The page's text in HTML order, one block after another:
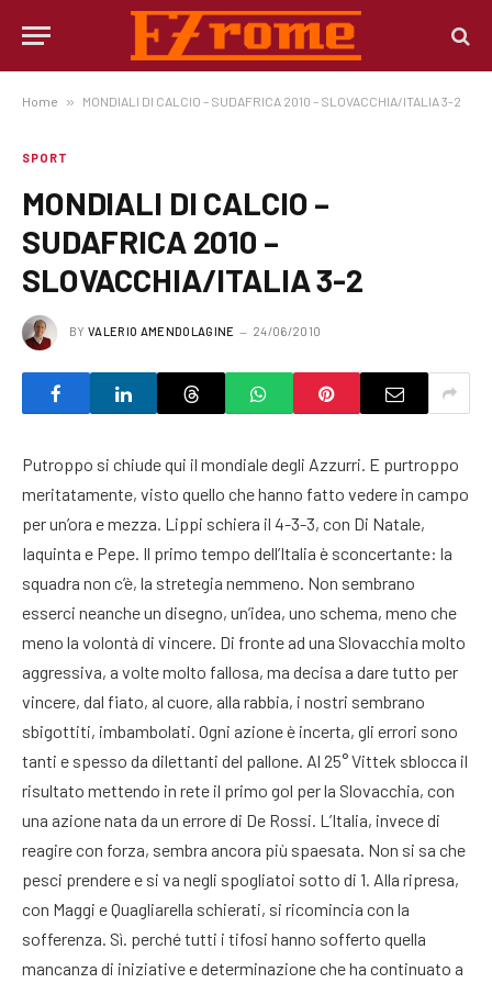
Home » MONDIALI DI CALCIO – SUDAFRICA 2010 – SLOVACCHIA/ITALIA 3-2
SPORT
MONDIALI DI CALCIO –
SUDAFRICA 2010 –
SLOVACCHIA/ITALIA 3-2
BY VALERIO AMENDOLAGINE 24/06/2010
Putroppo si chiude qui il mondiale degli Azzurri. E purtroppo
meritatamente, visto quello che hanno fatto vedere in campo
per un’ora e mezza. Lippi schiera il 4-3-3, con Di Natale,
Iaquinta e Pepe. Il primo tempo dell’Italia è sconcertante: la
squadra non c’è, la stretegia nemmeno. Non sembrano
esserci neanche un disegno, un’idea, uno schema, meno che
meno la volontà di vincere. Di fronte ad una Slovacchia molto
aggressiva, a volte molto fallosa, ma decisa a dare tutto per
vincere, dal fiato, al cuore, alla rabbia, i nostri sembrano
sbigottiti, imbambolati. Ogni azione è incerta, gli errori sono
tanti e spesso da dilettanti del pallone. Al 25° Vittek sblocca il
risultato mettendo in rete il primo gol per la Slovacchia, con
una azione nata da un errore di De Rossi. L’Italia, invece di
reagire con forza, sembra ancora più spaesata. Non si sa che
pesci prendere e si va negli spogliatoi sotto di 1. Alla ripresa,
con Maggi e Quagliarella schierati, si ricomincia con la
sofferenza. Sì. perché tutti i tifosi hanno sofferto quella
mancanza di iniziative e determinazione che ha continuato a